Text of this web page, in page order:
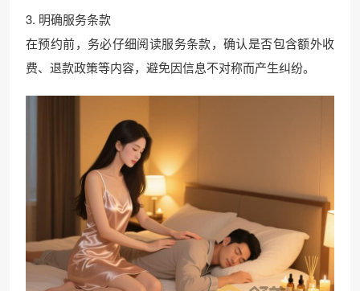
3. 明确服务条款
在预约前，务必仔细阅读服务条款，确认是否包含额外收
费、退款政策等内容，避免因信息不对称而产生纠纷。